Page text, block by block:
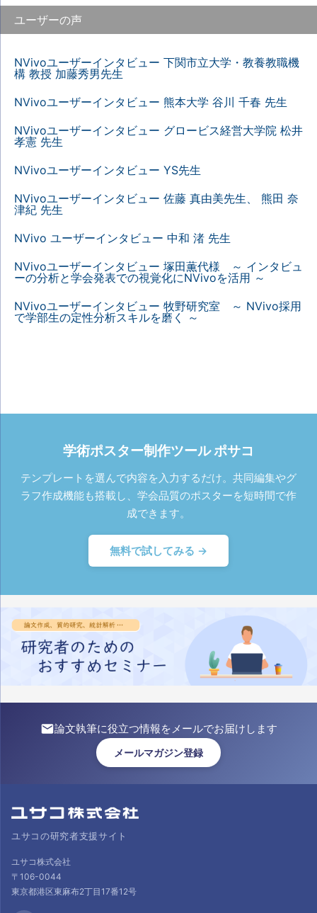
ユーザーの声
NVivoユーザーインタビュー 下関市立大学・教養教職機
構 教授 加藤秀男先生
NVivoユーザーインタビュー 熊本大学 谷川 千春 先生
NVivoユーザーインタビュー グロービス経営大学院 松井
孝憲 先生
NVivoユーザーインタビュー YS先生
NVivoユーザーインタビュー 佐藤 真由美先生、 熊田 奈
津紀 先生
NVivo ユーザーインタビュー 中和 渚 先生
NVivoユーザーインタビュー 塚田薫代様 ～ インタビュ
ーの分析と学会発表での視覚化にNVivoを活用 ～
NVivoユーザーインタビュー 牧野研究室 ～ NVivo採用
で学部生の定性分析スキルを磨く ～
学術ポスター制作ツール ポサコ
テンプレートを選んで内容を入力するだけ。共同編集やグ
ラフ作成機能も搭載し、学会品質のポスターを短時間で作
成できます。
無料で試してみる →
論文執筆に役立つ情報をメールでお届けします
メールマガジン登録
ユサコの研究者支援サイト
ユサコ株式会社
〒106-0044
東京都港区東麻布2丁目17番12号